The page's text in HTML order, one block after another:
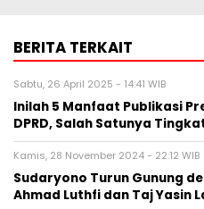
BERITA TERKAIT
Sabtu, 26 April 2025 - 14:41 WIB
Inilah 5 Manfaat Publikasi
DPRD, Salah Satunya
Kamis, 28 November 2024 - 22:12 WIB
Sudaryono Turun Gunung
Ahmad Luthfi dan Taj Yasin